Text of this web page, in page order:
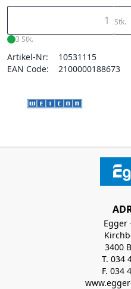
Stk.
3 Stk.
Artikel-Nr:
10531115
EAN Code:
2100000188673
Egger
3400
T. 034
F. 034